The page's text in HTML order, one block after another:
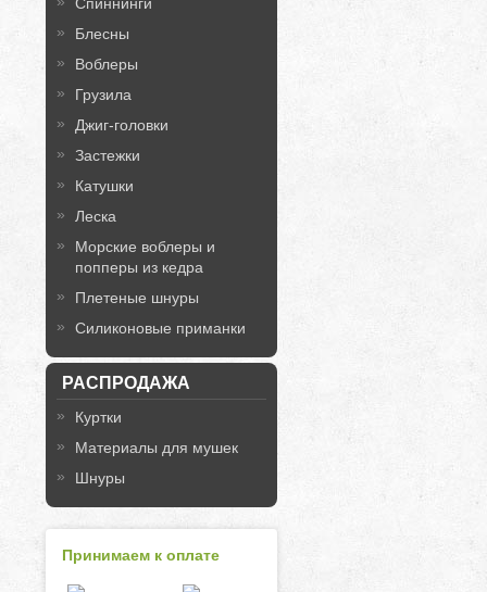
Блесны
Воблеры
Грузила
Джиг-головки
Застежки
Катушки
Леска
Морские воблеры и
попперы из кедра
Плетеные шнуры
Силиконовые приманки
РАСПРОДАЖА
Куртки
Материалы для мушек
Шнуры
Принимаем к оплате